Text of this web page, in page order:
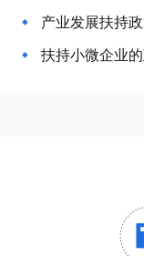
产业发展扶持
扶持小微企业